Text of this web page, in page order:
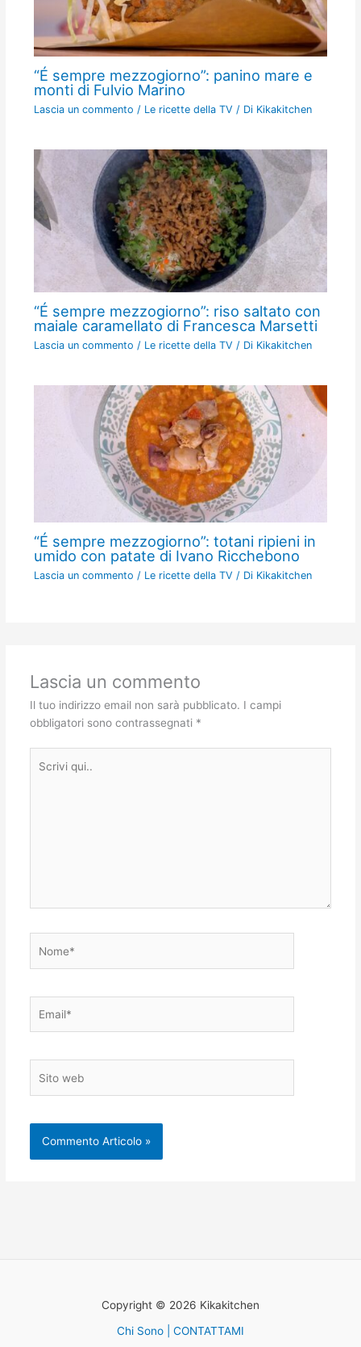
“É sempre mezzogiorno”: panino mare e
monti di Fulvio Marino
Lascia un commento / Le ricette della TV / Di Kikakitchen
“É sempre mezzogiorno”: riso saltato con
maiale caramellato di Francesca Marsetti
Lascia un commento / Le ricette della TV / Di Kikakitchen
“É sempre mezzogiorno”: totani ripieni in
umido con patate di Ivano Ricchebono
Lascia un commento / Le ricette della TV / Di Kikakitchen
Lascia un commento
Il tuo indirizzo email non sarà pubblicato. I campi
obbligatori sono contrassegnati *
qui..
web
Copyright © 2026 Kikakitchen
Chi Sono | CONTATTAMI